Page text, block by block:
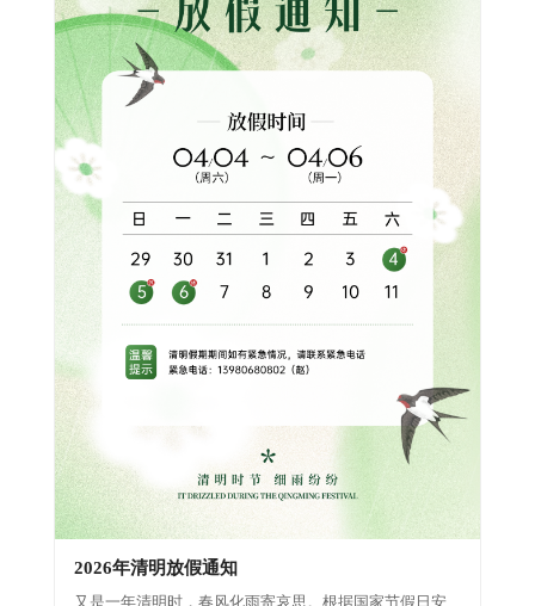
2026年清明放假通知
又是一年清明时，春风化雨寄哀思。根据国家节假日安